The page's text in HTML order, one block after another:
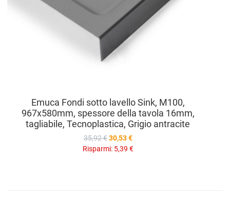
Emuca Fondi sotto lavello Sink, M100,
967x580mm, spessore della tavola 16mm,
tagliabile, Tecnoplastica, Grigio antracite
35,92 € 30,53 €
Risparmi: 5,39 €